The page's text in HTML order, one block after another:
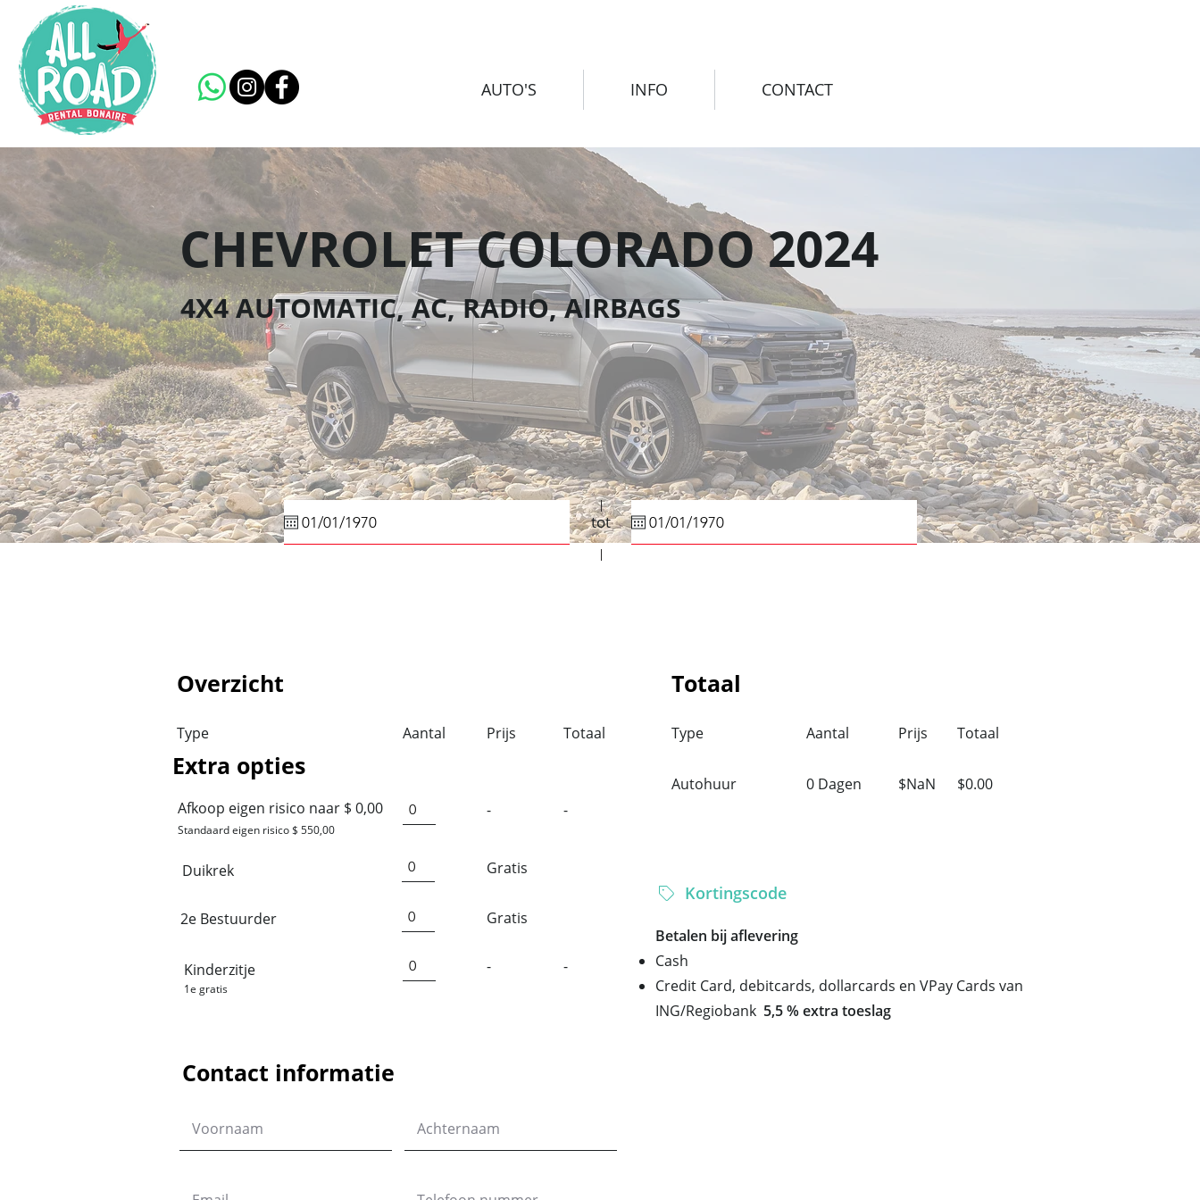
AUTO'S INFO CONTACT
CHEVROLET COLORADO 2024
4X4 AUTOMATIC, AC, RADIO, AIRBAGS
tot
Overzicht
Type Aantal Prijs Totaal
Extra opties
Afkoop eigen risico naar $ 0,00
Standaard eigen risico $ 550,00
- -
Duikrek Gratis
2e Bestuurder Gratis
Kinderzitje
1e gratis
- -
Contact informatie
Totaal
Type Aantal Prijs Totaal
Autohuur 0 Dagen $NaN $0.00
Kortingscode
Betalen bij aflevering
Cash
Credit Card, debitcards, dollarcards en VPay Cards van
ING/Regiobank 5,5 % extra toeslag